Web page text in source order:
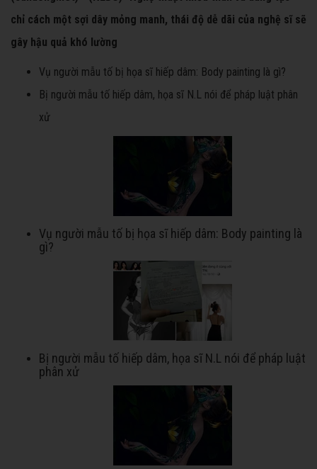
chỉ cách một sợi dây mỏng manh, thái độ dễ dãi của nghệ sĩ sẽ
gây hậu quả khó lường
Vụ người mẫu tố bị họa sĩ hiếp dâm: Body painting là gì?
Bị người mẫu tố hiếp dâm, họa sĩ N.L nói để pháp luật phân
xử
Vụ người mẫu tố bị họa sĩ hiếp dâm: Body painting là
gì?
Bị người mẫu tố hiếp dâm, họa sĩ N.L nói để pháp luật
phân xử